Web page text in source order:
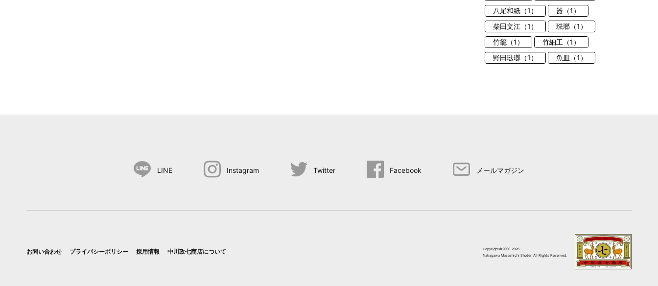
八尾和紙（1）
器（1）
柴田文江（1）
琺瑯（1）
竹籠（1）
竹細工（1）
野田琺瑯（1）
魚皿（1）
LINE Instagram Twitter Facebook メールマガジン
お問い合わせ プライバシーポリシー 採用情報 中川政七商店について
Copyright©2000-2026
Nakagawa Masashichi Shoten All Rights Reserved.